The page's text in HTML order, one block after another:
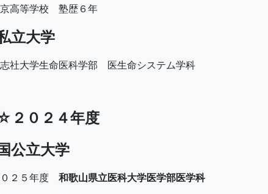
高等学校 塾歴６年
立大学
社大学生命医科学部 医生命システム学科
２０２４年度
公立大学
２５年度 和歌山県立医科大学医学部医学科